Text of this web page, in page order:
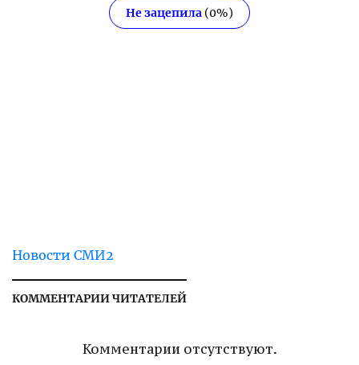
Не зацепила (0%)
Новости СМИ2
КОММЕНТАРИИ ЧИТАТЕЛЕЙ
Комментарии отсутствуют.